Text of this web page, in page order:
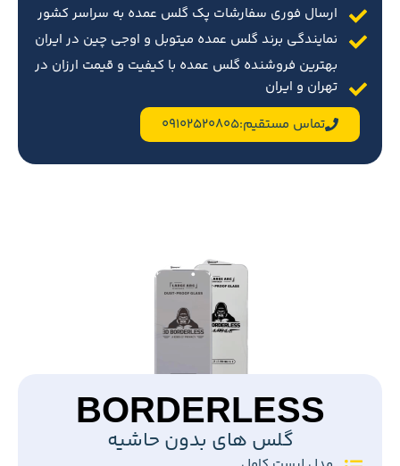
ارسال فوری سفارشات پک گلس عمده به سراسر کشور
نمایندگی برند گلس عمده میتوبل و اوجی چین در ایران
بهترین فروشنده گلس عمده با کیفیت و قیمت ارزان در
تهران و ایران
تماس مستقیم:09102520805
BORDERLESS
گلس های بدون حاشیه